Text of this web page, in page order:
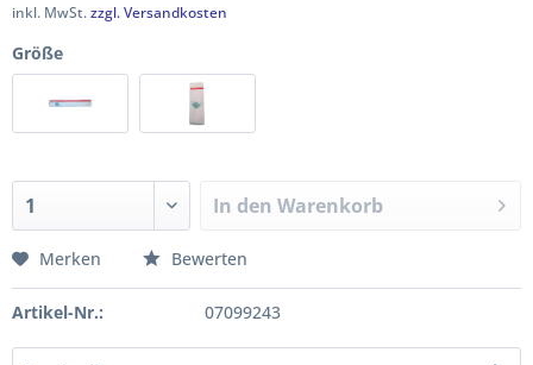
inkl. MwSt.zzgl. Versandkosten
Größe
In den Warenkorb
Merken Bewerten
Artikel-Nr.: 07099243